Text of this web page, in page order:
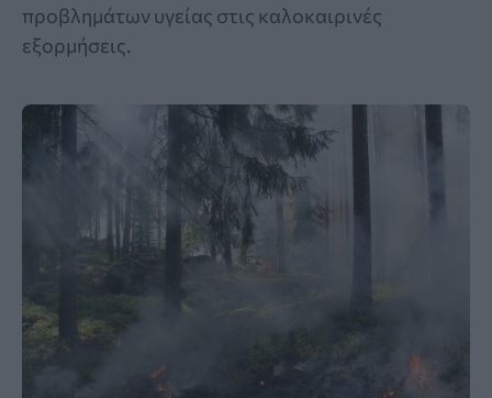
προβλημάτων υγείας στις καλοκαιρινές
εξορμήσεις.